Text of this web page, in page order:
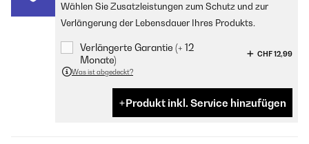
Wählen Sie Zusatzleistungen zum Schutz und zur
Verlängerung der Lebensdauer Ihres Produkts.
Verlängerte Garantie (+ 12
Monate)
CHF 12,99
Was ist abgedeckt?
Produkt inkl. Service hinzufügen